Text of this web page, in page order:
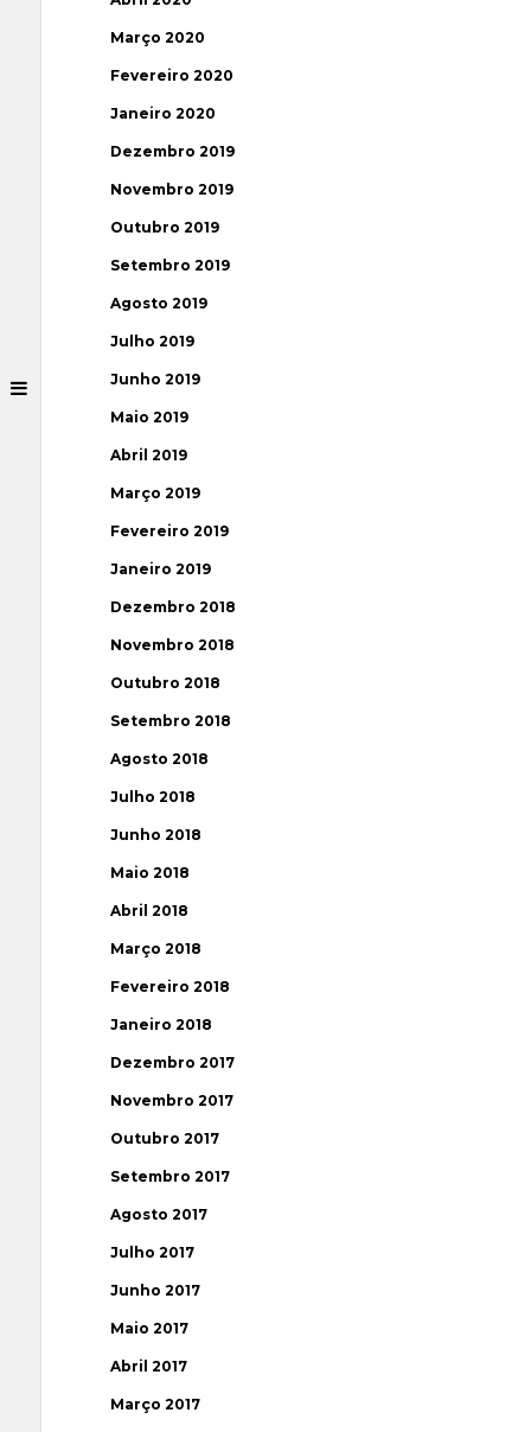
Março 2020
Fevereiro 2020
Janeiro 2020
Dezembro 2019
Novembro 2019
Outubro 2019
Setembro 2019
Agosto 2019
Julho 2019
Junho 2019
Maio 2019
Abril 2019
Março 2019
Fevereiro 2019
Janeiro 2019
Dezembro 2018
Novembro 2018
Outubro 2018
Setembro 2018
Agosto 2018
Julho 2018
Junho 2018
Maio 2018
Abril 2018
Março 2018
Fevereiro 2018
Janeiro 2018
Dezembro 2017
Novembro 2017
Outubro 2017
Setembro 2017
Agosto 2017
Julho 2017
Junho 2017
Maio 2017
Abril 2017
Março 2017